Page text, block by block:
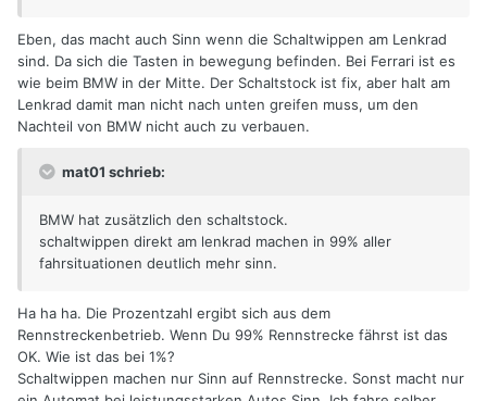
Eben, das macht auch Sinn wenn die Schaltwippen am Lenkrad
sind. Da sich die Tasten in bewegung befinden. Bei Ferrari ist es
wie beim BMW in der Mitte. Der Schaltstock ist fix, aber halt am
Lenkrad damit man nicht nach unten greifen muss, um den
Nachteil von BMW nicht auch zu verbauen.
mat01 schrieb:
BMW hat zusätzlich den schaltstock.
schaltwippen direkt am lenkrad machen in 99% aller
fahrsituationen deutlich mehr sinn.
Ha ha ha. Die Prozentzahl ergibt sich aus dem
Rennstreckenbetrieb. Wenn Du 99% Rennstrecke fährst ist das
OK. Wie ist das bei 1%?
Schaltwippen machen nur Sinn auf Rennstrecke. Sonst macht nur